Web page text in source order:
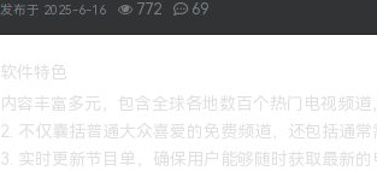
发布于 2025-6-16 772 69
软件特色
内容丰富多元，包含全球各地数百个热门电视频
2. 不仅囊括普通大众喜爱的免费频道，还包括通常
3. 实时更新节目单，确保用户能够随时获取最新